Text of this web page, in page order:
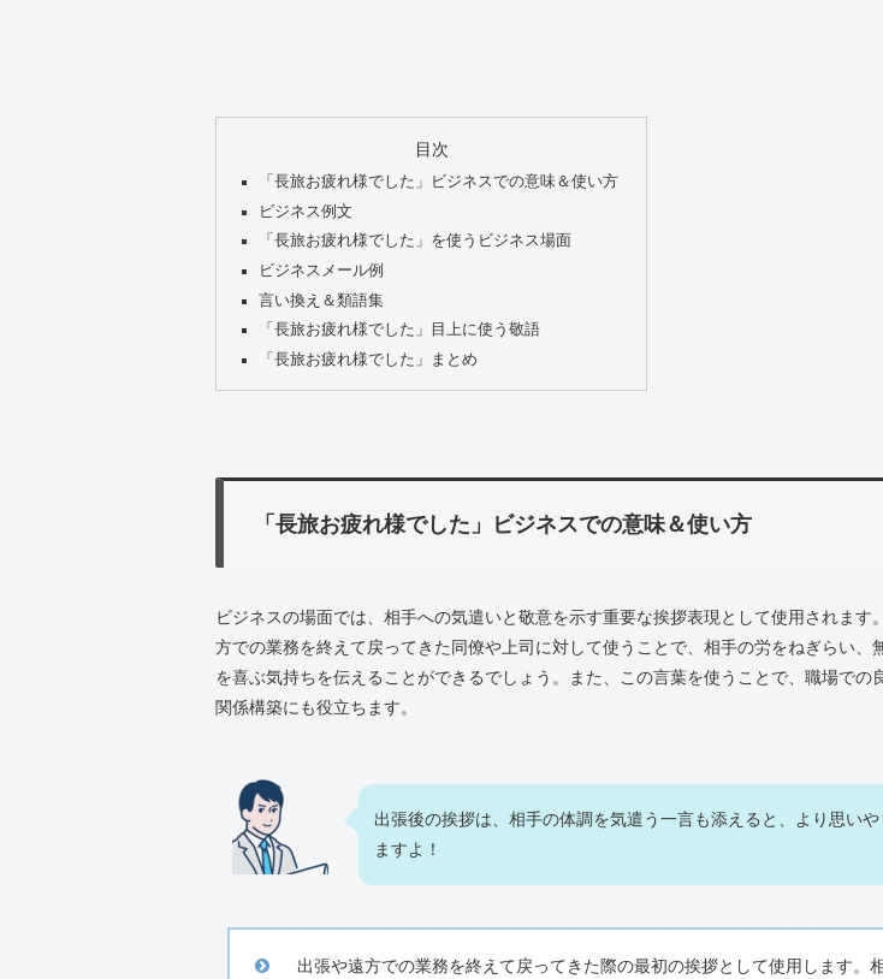
目次
「長旅お疲れ様でした」ビジネスでの意味＆使い方
ビジネス例文
「長旅お疲れ様でした」を使うビジネス場面
ビジネスメール例
言い換え＆類語集
「長旅お疲れ様でした」目上に使う敬語
「長旅お疲れ様でした」まとめ
「長旅お疲れ様でした」ビジネスでの意味＆使い方
ビジネスの場面では、相手への気遣いと敬意を示す重要な挨拶表現として使用されます
方での業務を終えて戻ってきた同僚や上司に対して使うことで、相手の労をねぎらい、
を喜ぶ気持ちを伝えることができるでしょう。また、この言葉を使うことで、職場での
関係構築にも役立ちます。
出張後の挨拶は、相手の体調を気遣う一言も添えると、より思いや
ますよ！
出張や遠方での業務を終えて戻ってきた際の最初の挨拶として使用します。